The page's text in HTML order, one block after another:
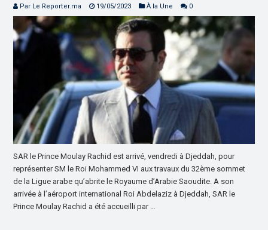
Par Le Reporter.ma 19/05/2023 À la Une 0
SAR le Prince Moulay Rachid est arrivé, vendredi à Djeddah, pour
représenter SM le Roi Mohammed VI aux travaux du 32ème sommet
de la Ligue arabe qu’abrite le Royaume d’Arabie Saoudite. A son
arrivée à l’aéroport international Roi Abdelaziz à Djeddah, SAR le
Prince Moulay Rachid a été accueilli par …